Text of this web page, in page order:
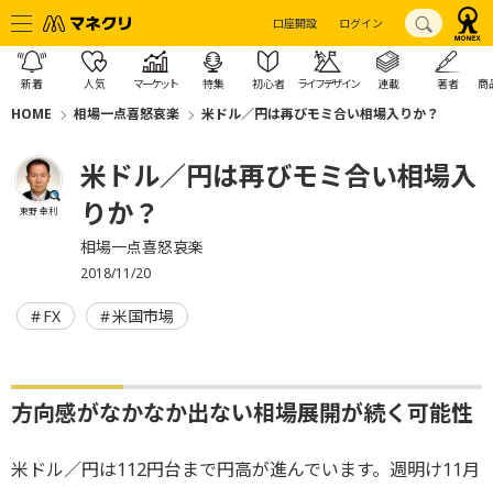
口座開設 ログイン
新着 人気 マーケット 特集 初心者 ライフデザイン 連載 著者 商
HOME 相場一点喜怒哀楽 米ドル／円は再びモミ合い相場入りか？
東野 幸利
米ドル／円は再びモミ合い相場入
りか？
相場一点喜怒哀楽
2018/11/20
FX 米国市場
方向感がなかなか出ない相場展開が続く可能性
米ドル／円は112円台まで円高が進んでいます。週明け11月